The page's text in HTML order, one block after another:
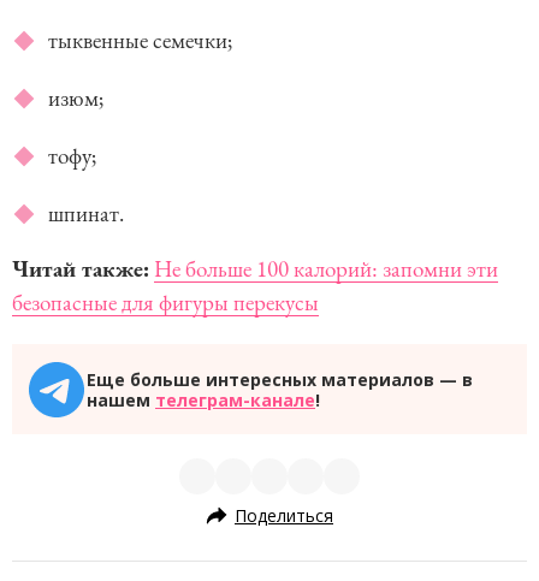
тыквенные семечки;
изюм;
тофу;
шпинат.
Читай также: Не больше 100 калорий: запомни эти
безопасные для фигуры перекусы
Еще больше интересных материалов — в
нашем телеграм-канале!
Поделиться